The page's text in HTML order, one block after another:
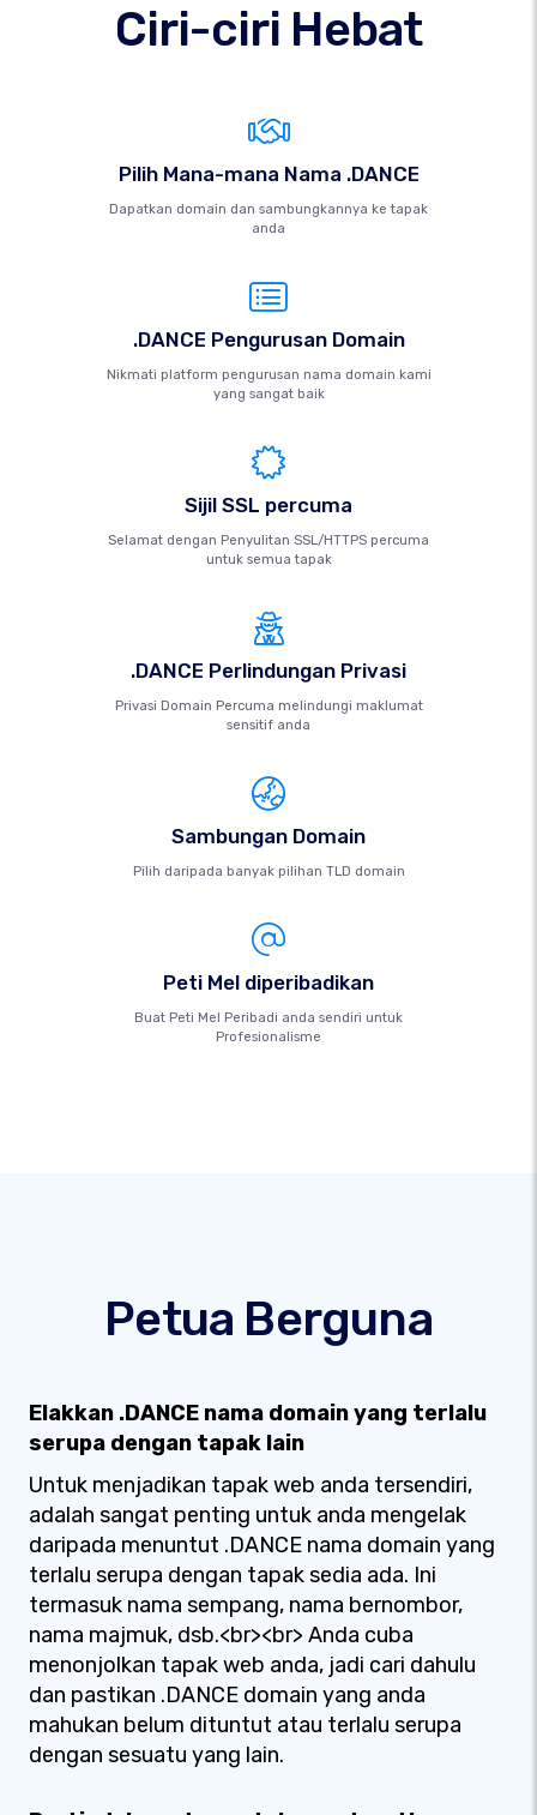
Ciri-ciri Hebat
Pilih Mana-mana Nama .DANCE
Dapatkan domain dan sambungkannya ke tapak
anda
.DANCE Pengurusan Domain
Nikmati platform pengurusan nama domain kami
yang sangat baik
Sijil SSL percuma
Selamat dengan Penyulitan SSL/HTTPS percuma
untuk semua tapak
.DANCE Perlindungan Privasi
Privasi Domain Percuma melindungi maklumat
sensitif anda
Sambungan Domain
Pilih daripada banyak pilihan TLD domain
Peti Mel diperibadikan
Buat Peti Mel Peribadi anda sendiri untuk
Profesionalisme
Petua Berguna
Elakkan .DANCE nama domain yang terlalu
serupa dengan tapak lain
Untuk menjadikan tapak web anda tersendiri,
adalah sangat penting untuk anda mengelak
daripada menuntut .DANCE nama domain yang
terlalu serupa dengan tapak sedia ada. Ini
termasuk nama sempang, nama bernombor,
nama majmuk, dsb.<br><br> Anda cuba
menonjolkan tapak web anda, jadi cari dahulu
dan pastikan .DANCE domain yang anda
mahukan belum dituntut atau terlalu serupa
dengan sesuatu yang lain.